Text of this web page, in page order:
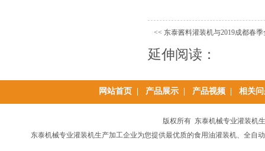
<< 东泰酱料灌装机与2019成都春
延伸阅读：
网站首页| 产品展示| 产品视频 相关问
版权所有 东泰机械专业灌装机
东泰机械专业灌装机生产加工企业为您提供最优质的食用油灌装机、全自